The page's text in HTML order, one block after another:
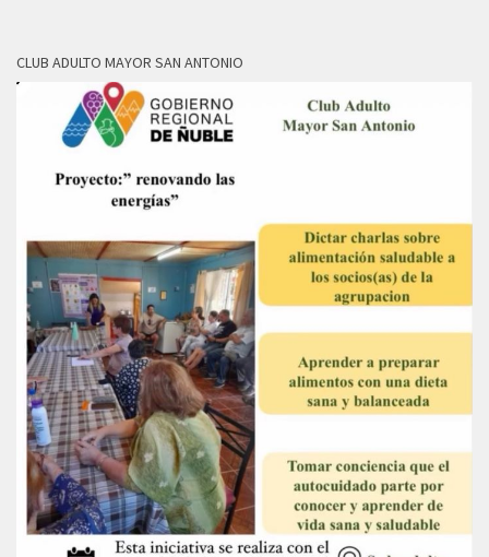
CLUB ADULTO MAYOR SAN ANTONIO